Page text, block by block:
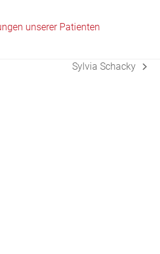
unserer Patienten
Nächster
Sylvia Schacky